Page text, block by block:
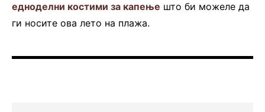
едноделни костими за капење што би можеле да
ги носите ова лето на плажа.